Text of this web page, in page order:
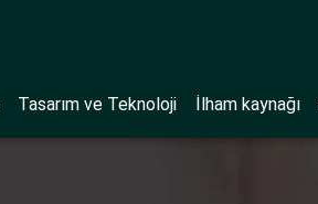
Tasarım ve Teknoloji İlham kaynağı